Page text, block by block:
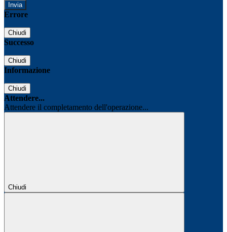
Errore
Chiudi
Successo
Chiudi
Informazione
Chiudi
Attendere...
Attendere il completamento dell'operazione...
Chiudi